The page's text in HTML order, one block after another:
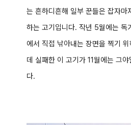
는 흔하디흔해 일부 꾼들은 잡자마
하는 고기입니다. 작년 5월에는 독
에서 직접 낚아내는 장면을 찍기
데 실패한 이 고기가 11월에는 그
다.